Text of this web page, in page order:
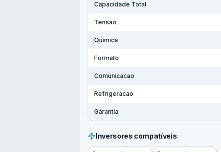
Capacidade Total
Tensao
Quimica
Formato
Comunicacao
Refrigeracao
Garantia
Inversores compatíveis